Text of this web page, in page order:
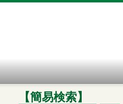
【簡易検索】